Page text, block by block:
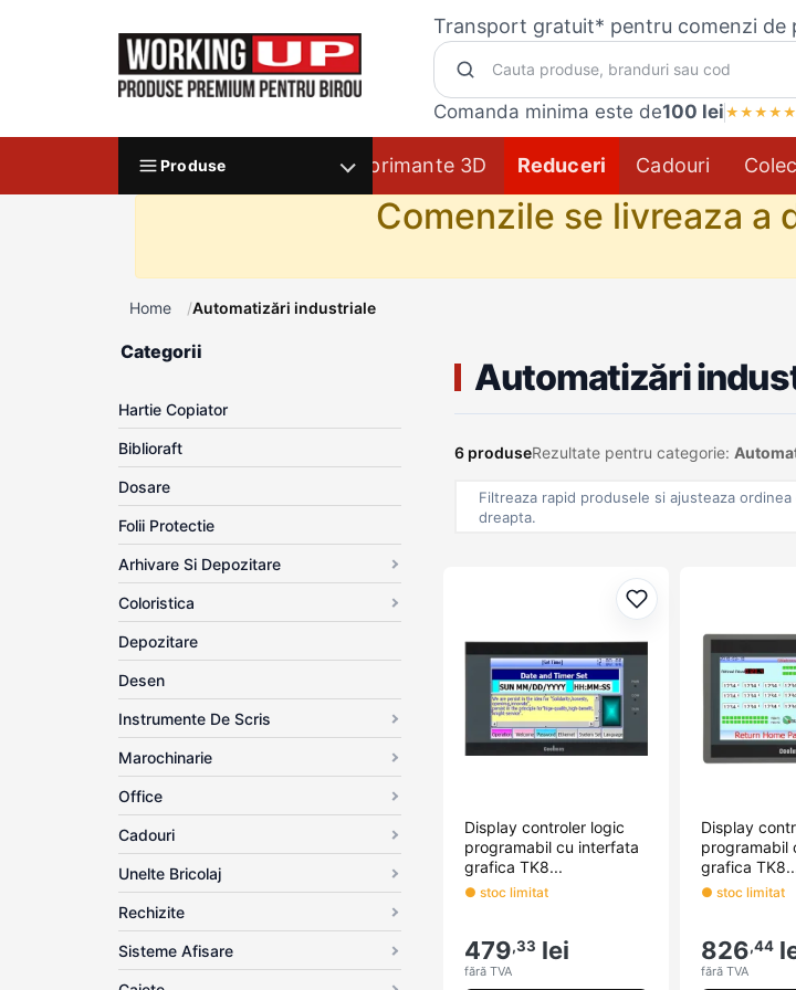
Transport gratuit* pentru comenzi de
Comanda minima este de100 lei ★ ★ ★ ★ ★
Produse Imprimante 3D Reduceri Cadouri
Comenzile se livreaza a
Home Automatizări industriale
Automatizări
6 produseRezultate pentru categorie:
Filtreaza rapid produsele si ajusteaza
dreapta.
Adaugă la favorite
Display controler logic
programabil cu interfata
grafica TK8...
● stoc limitat
479,33 lei
fără TVA
Display
programabil
grafica
● stoc limitat
826,44
fără TVA
Categorii
Hartie Copiator
Biblioraft
Dosare
Folii Protectie
Arhivare Si Depozitare
Coloristica
Depozitare
Desen
Instrumente De Scris
Marochinarie
Office
Cadouri
Unelte Bricolaj
Rechizite
Sisteme Afisare